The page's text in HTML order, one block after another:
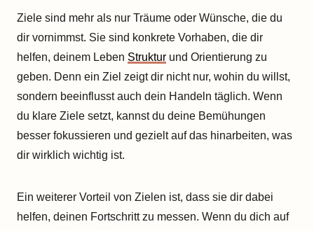
Ziele sind mehr als nur Träume oder Wünsche, die du
dir vornimmst. Sie sind konkrete Vorhaben, die dir
helfen, deinem Leben Struktur und Orientierung zu
geben. Denn ein Ziel zeigt dir nicht nur, wohin du willst,
sondern beeinflusst auch dein Handeln täglich. Wenn
du klare Ziele setzt, kannst du deine Bemühungen
besser fokussieren und gezielt auf das hinarbeiten, was
dir wirklich wichtig ist.
Ein weiterer Vorteil von Zielen ist, dass sie dir dabei
helfen, deinen Fortschritt zu messen. Wenn du dich auf